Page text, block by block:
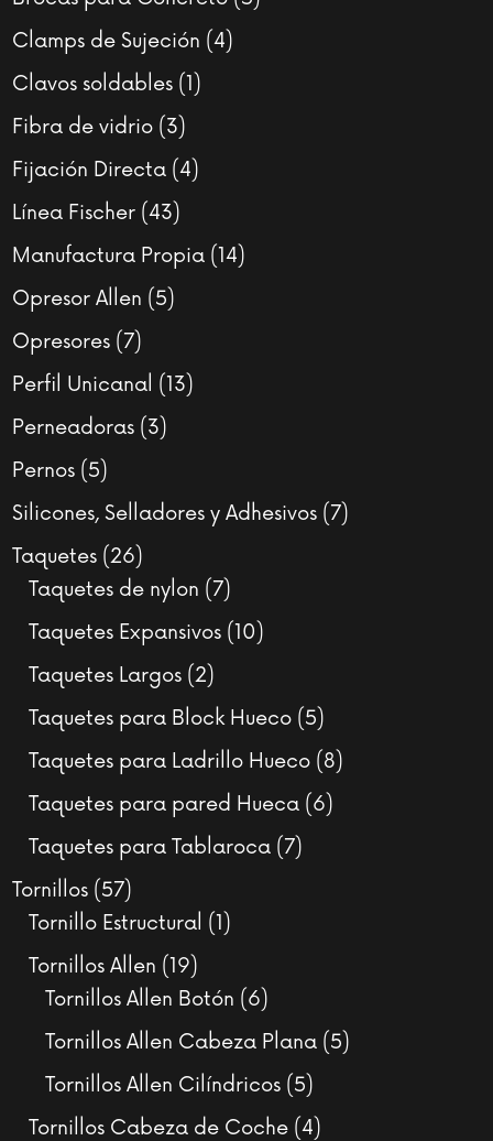
Clamps de Sujeción 44
Clavos soldables 11
Fibra de vidrio 33
productos
Fijación Directa 44
Línea Fischer 4343
productos
Manufactura Propia 1414
Opresor Allen 55
Opresores 77
productos
Perfil Unicanal 1313
Perneadoras 33
Pernos 55
productos
Silicones, Selladores y Adhesivos 77
Taquetes 2626
productos
Taquetes de nylon 77
productos
Taquetes Expansivos 1010
Taquetes Largos 22
productos
Taquetes para Block Hueco 55
productos
Taquetes para Ladrillo Hueco 88
Taquetes para pared Hueca 66
Taquetes para Tablaroca 77
Tornillos 5757
productos
Tornillo Estructural 11
Tornillos Allen 1919
productos
Tornillos Allen Botón 66
productos
Tornillos Allen Cabeza Plana 55
Tornillos Allen Cilíndricos 55
productos
Tornillos Cabeza de Coche 44